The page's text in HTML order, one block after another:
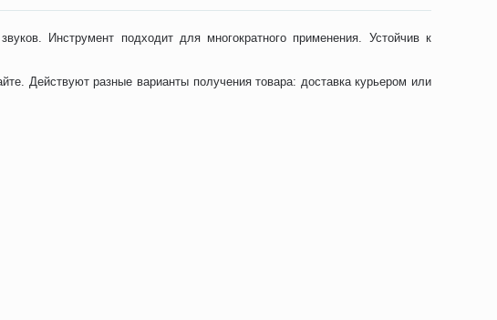
Инструмент подходит для многократного применения. Устойчив к
Действуют разные варианты получения товара: доставка курьером или